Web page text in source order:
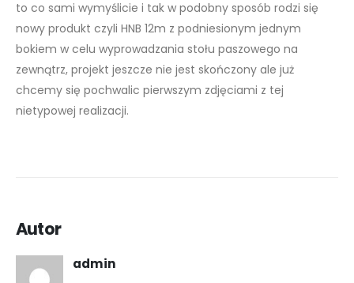
to co sami wymyślicie i tak w podobny sposób rodzi się
nowy produkt czyli HNB 12m z podniesionym jednym
bokiem w celu wyprowadzania stołu paszowego na
zewnątrz, projekt jeszcze nie jest skończony ale już
chcemy się pochwalic pierwszym zdjęciami z tej
nietypowej realizacji.
Autor
admin